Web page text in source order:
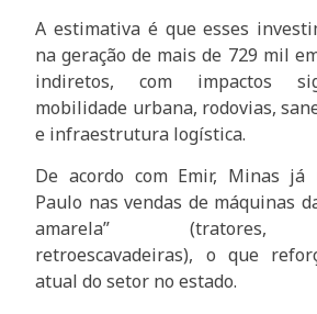
A estimativa é que esses
na geração de mais de 729 mil
indiretos, com impactos
mobilidade urbana, rodovias,
e infraestrutura logística.
De acordo com Emir, Minas já
Paulo nas vendas de máquinas
amarela” (tratores,
retroescavadeiras), o que
atual do setor no estado.